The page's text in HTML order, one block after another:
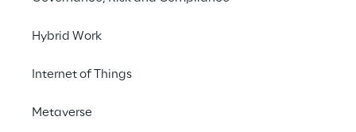
Hybrid Work
Internet of Things
Metaverse
Le nostre expertise